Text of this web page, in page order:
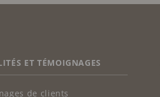
ET TÉMOIGNAGES
de clients